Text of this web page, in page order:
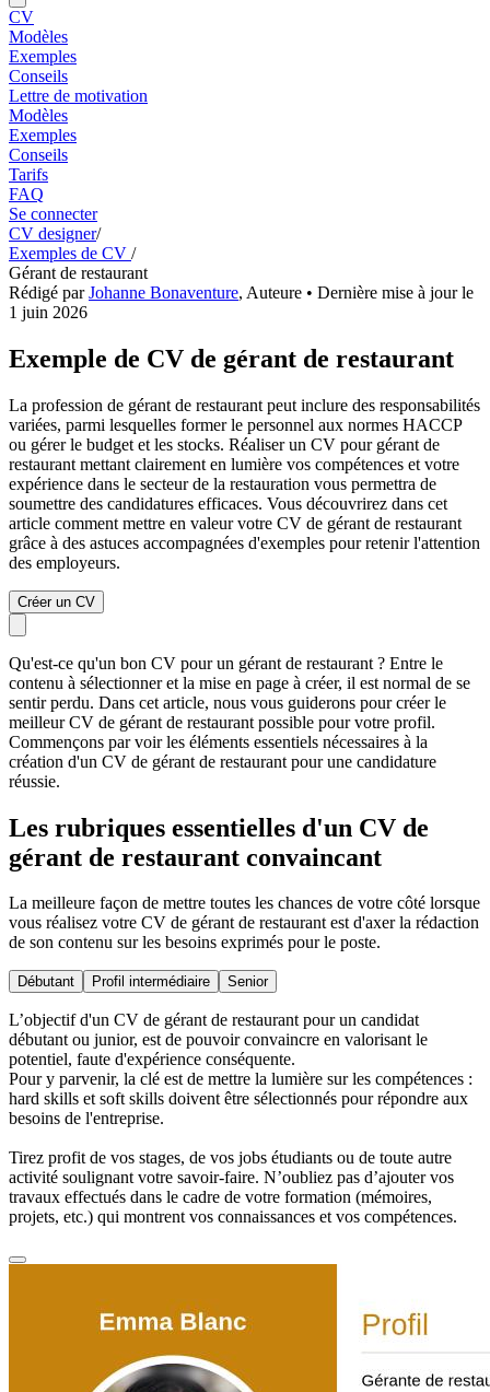
CV
Modèles
Exemples
Conseils
Lettre de motivation
Modèles
Exemples
Conseils
Tarifs
FAQ
Se connecter
CV designer/
Exemples de CV /
Gérant de restaurant
Rédigé parJohanne Bonaventure, Auteure • Dernière mise à jour le
1 juin 2026
Exemple de CV de gérant de restaurant
La profession de gérant de restaurant peut inclure des responsabilités
variées, parmi lesquelles former le personnel aux normes HACCP
ou gérer le budget et les stocks. Réaliser un CV pour gérant de
restaurant mettant clairement en lumière vos compétences et votre
expérience dans le secteur de la restauration vous permettra de
soumettre des candidatures efficaces. Vous découvrirez dans cet
article comment mettre en valeur votre CV de gérant de restaurant
grâce à des astuces accompagnées d'exemples pour retenir l'attention
des employeurs.
Créer un CV
Qu'est-ce qu'un bon CV pour un gérant de restaurant ? Entre le
contenu à sélectionner et la mise en page à créer, il est normal de se
sentir perdu. Dans cet article, nous vous guiderons pour créer le
meilleur CV de gérant de restaurant possible pour votre profil.
Commençons par voir les éléments essentiels nécessaires à la
création d'un CV de gérant de restaurant pour une candidature
réussie.
Les rubriques essentielles d'un CV de
gérant de restaurant convaincant
La meilleure façon de mettre toutes les chances de votre côté lorsque
vous réalisez votre CV de gérant de restaurant est d'axer la rédaction
de son contenu sur les besoins exprimés pour le poste.
Débutant Profil intermédiaire Senior
L’objectif d'un CV de gérant de restaurant pour un candidat
débutant ou junior, est de pouvoir convaincre en valorisant le
potentiel, faute d'expérience conséquente.
Pour y parvenir, la clé est de mettre la lumière sur les compétences :
hard skills et soft skills doivent être sélectionnés pour répondre aux
besoins de l'entreprise.
Tirez profit de vos stages, de vos jobs étudiants ou de toute autre
activité soulignant votre savoir-faire. N’oubliez pas d’ajouter vos
travaux effectués dans le cadre de votre formation (mémoires,
projets, etc.) qui montrent vos connaissances et vos compétences.